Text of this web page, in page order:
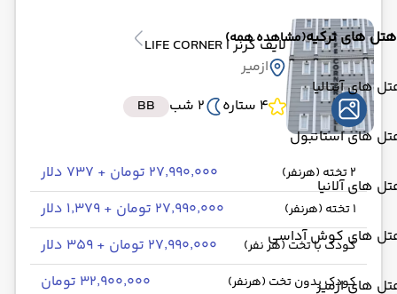
هتل های ترکیه(مشاهده همه)
های آنتالیا
های استانبول
های آلانیا
های کوش آداسی
های ازمیر
لایف کرنر| LIFE CORNER
ازمیر
4 ستاره
2 شب BB
2 تخته (هرنفر) ۲۷٬۹۹۰٬۰۰۰ تومان + ۷۳۷ دلار
1 تخته (هرنفر) ۲۷٬۹۹۰٬۰۰۰ تومان + ۱٬۳۷۹ دلار
کودک با تخت (هر نفر) ۲۷٬۹۹۰٬۰۰۰ تومان + ۳۵۹ دلار
کودک بدون تخت (هرنفر) ۳۲٬۹۰۰٬۰۰۰ تومان